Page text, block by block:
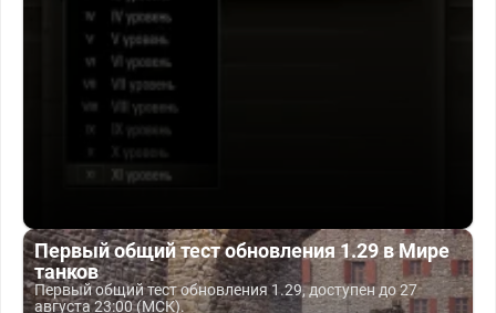
Первый общий тест обновления 1.29 в Мире
танков
Первый общий тест обновления 1.29, доступен до 27
августа 23:00 (МСК).